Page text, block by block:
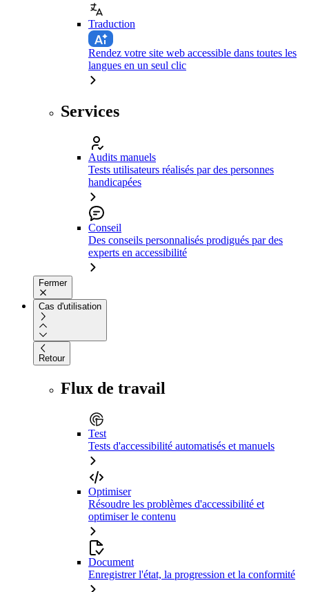
Traduction
Rendez votre site web accessible dans toutes les
langues en un seul clic
Services
Audits manuels
Tests utilisateurs réalisés par des personnes
handicapées
Conseil
Des conseils personnalisés prodigués par des
experts en accessibilité
Fermer
Cas d'utilisation
Retour
Flux de travail
Test
Tests d'accessibilité automatisés et manuels
Optimiser
Résoudre les problèmes d'accessibilité et
optimiser le contenu
Document
Enregistrer l'état, la progression et la conformité